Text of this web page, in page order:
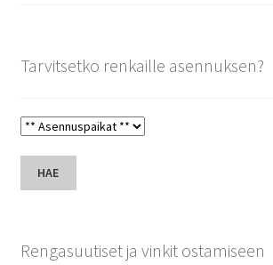
Tarvitsetko renkaille asennuksen?
HAE
Rengasuutiset ja vinkit ostamiseen